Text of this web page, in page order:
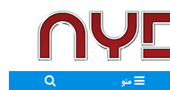
منو